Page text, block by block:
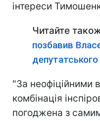
інтереси
Читайте
позбавив
"За неофіційними
комбінація
погоджена з